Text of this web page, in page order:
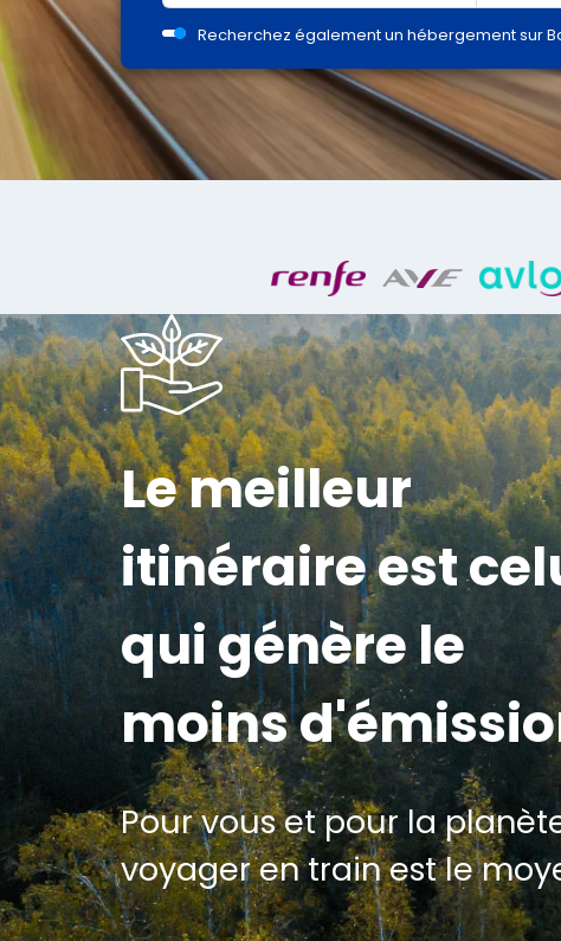
Recherchez également un hébergement sur
Le meilleur
itinéraire est
qui génère le
moins
Pour vous et pour la
voyager en train est le